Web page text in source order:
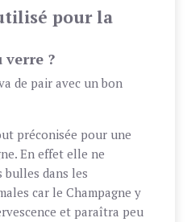
pour la
verre ?
de pair avec un bon
préconisée pour une
En effet elle ne
bulles dans les
car le Champagne y
et paraîtra peu